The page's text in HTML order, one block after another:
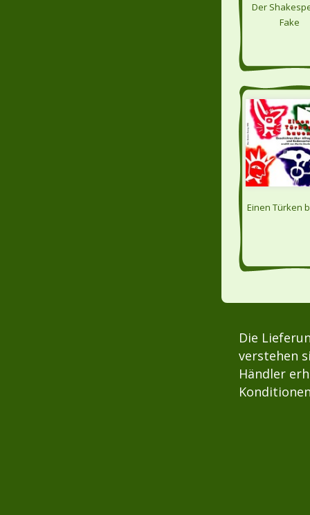
Der
Fake
Einen Türken
Die
verstehen
Händler